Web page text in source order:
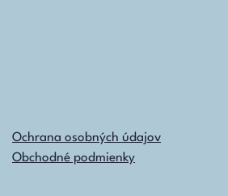
Ochrana osobných údajov
Obchodné podmienky